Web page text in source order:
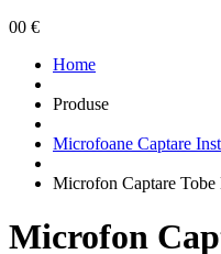
00 €
Home
Produse
Microfoane Captare
Microfon Captare
Microfon